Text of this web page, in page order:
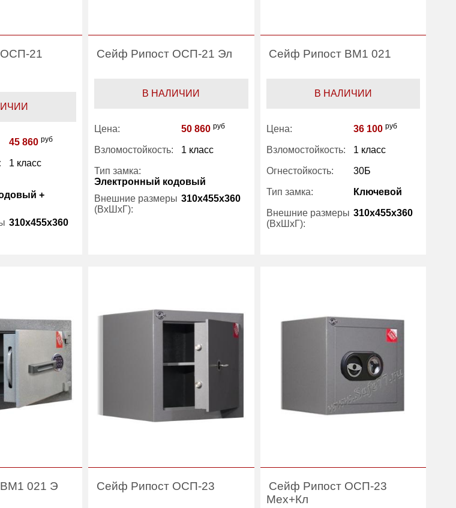
21
45 860 руб
1 класс
+
310x455x360
Сейф Рипост ОСП-21 Эл
В НАЛИЧИИ
Цена: 50 860 руб
Взломостойкость: 1 класс
Тип замка:
Электронный кодовый
Внешние размеры
(ВхШхГ):
310x455x360
Сейф Рипост ВМ1 021
В НАЛИЧИИ
Цена: 36 100 руб
Взломостойкость: 1 класс
Огнестойкость: 30Б
Тип замка: Ключевой
Внешние размеры
(ВхШхГ):
310x455x360
021 Э Сейф Рипост ОСП-23
Сейф Рипост ОСП-23
Мех+Кл